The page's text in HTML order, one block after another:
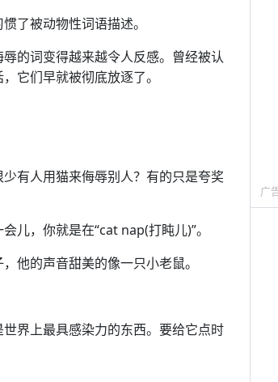
了被动物性词语描述。
的词变得越来越令人反感。曾经被认
它们早就被彻底放逐了。
有人用猫来侮辱别人？有的只是夸奖
儿，你就是在“cat nap(打盹儿)”。
他的声音甜美的像一只小老鼠。
界上最具感染力的东西。要给它点时
广